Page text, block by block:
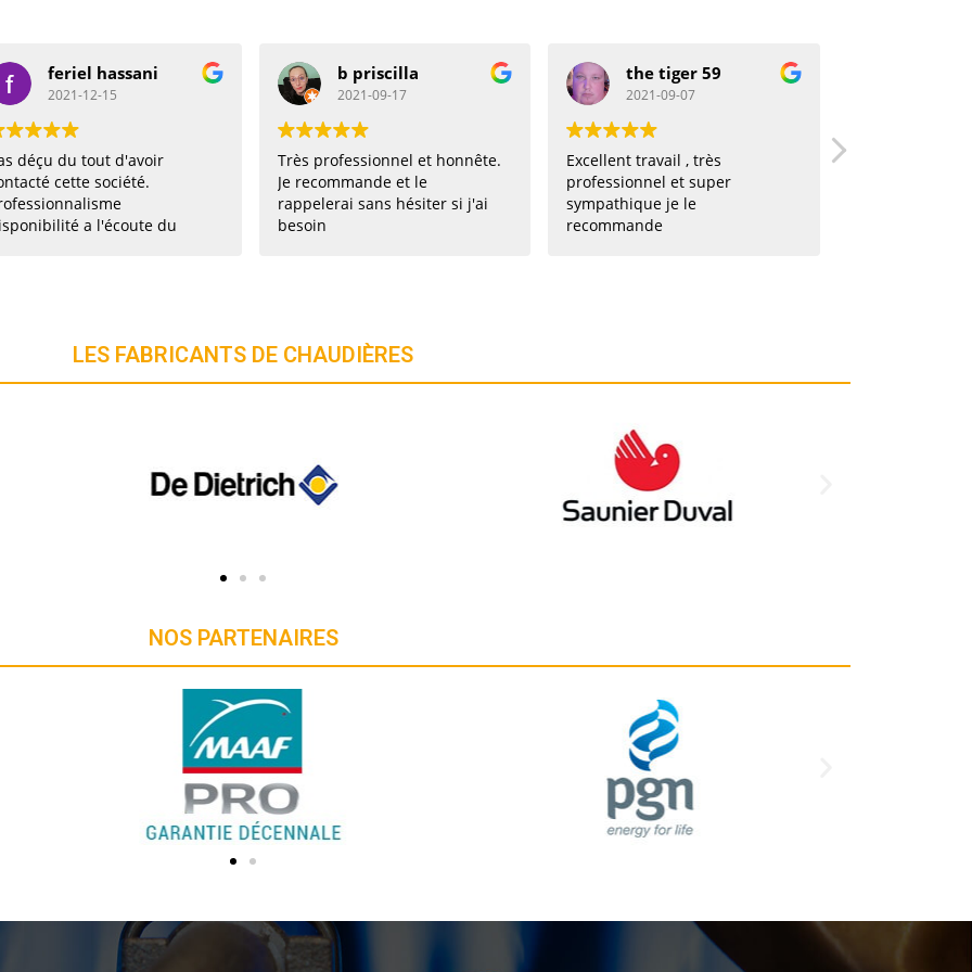
hassani
15
d'avoir
société.
l'écoute du
b priscilla
2021-09-17
Très professionnel et honnête.
Je recommande et le
rappelerai sans hésiter si j'ai
the tiger 59
2021-09-07
Excellent travail , très
professionnel et super
sympathique je le
recommande
Mon héros ! Appel pour une
LES FABRICANTS DE CHAUDIÈRES
NOS PARTENAIRES